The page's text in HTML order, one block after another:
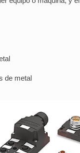
de metal